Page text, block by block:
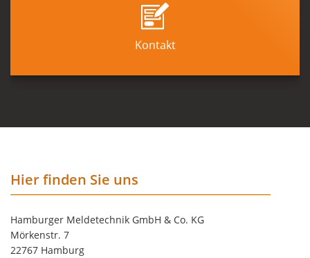
Kontakt
Hier finden Sie uns
Hamburger Meldetechnik GmbH & Co. KG
Mörkenstr. 7
22767 Hamburg